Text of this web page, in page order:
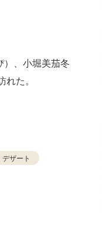
）、小堀美茄冬
た。
デザート